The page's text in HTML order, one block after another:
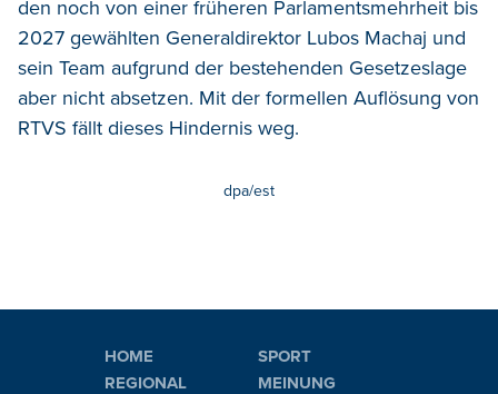
den noch von einer früheren Parlamentsmehrheit bis
2027 gewählten Generaldirektor Lubos Machaj und
sein Team aufgrund der bestehenden Gesetzeslage
aber nicht absetzen. Mit der formellen Auflösung von
RTVS fällt dieses Hindernis weg.
dpa/est
HOME
REGIONAL
SPORT
MEINUNG